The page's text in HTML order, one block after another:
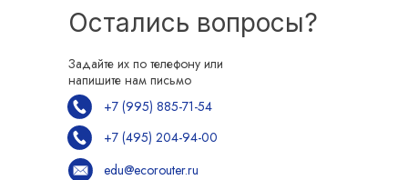
Остались вопросы?
Задайте их по телефону или
напишите нам письмо
+7 (495) 204-94-00
+7 (995) 885-71-54
edu@ecorouter.ru